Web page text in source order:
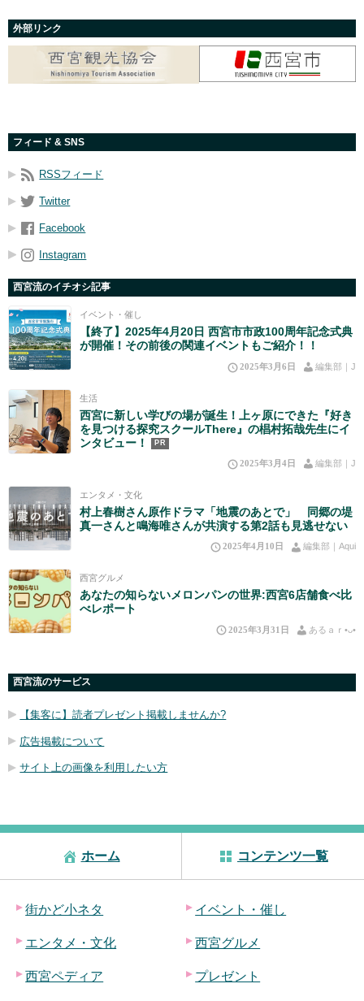
外部リンク
フィード & SNS
RSSフィード
Twitter
Facebook
Instagram
西宮流のイチオシ記事
イベント・催し
【終了】2025年4月20日 西宮市市政100周年記念式典
が開催！その前後の関連イベントもご紹介！！
2025年3月6日 編集部｜J
生活
西宮に新しい学びの場が誕生！上ヶ原にできた『好き
を見つける探究スクールThere』の椙村拓哉先生にイ
ンタビュー！
PR
2025年3月4日 編集部｜J
エンタメ・文化
村上春樹さん原作ドラマ「地震のあとで」 同郷の堤
真一さんと鳴海唯さんが共演する第2話も見逃せない
2025年4月10日 編集部｜Aqui
西宮グルメ
あなたの知らないメロンパンの世界:西宮6店舗食べ比
べレポート
2025年3月31日 あるａｒ•⁠ᴗ⁠•⁠
西宮流のサービス
【集客に】読者プレゼント掲載しませんか?
広告掲載について
サイト上の画像を利用したい方
ホーム コンテンツ一覧
街かど小ネタ イベント・催し
エンタメ・文化 西宮グルメ
西宮ペディア プレゼント